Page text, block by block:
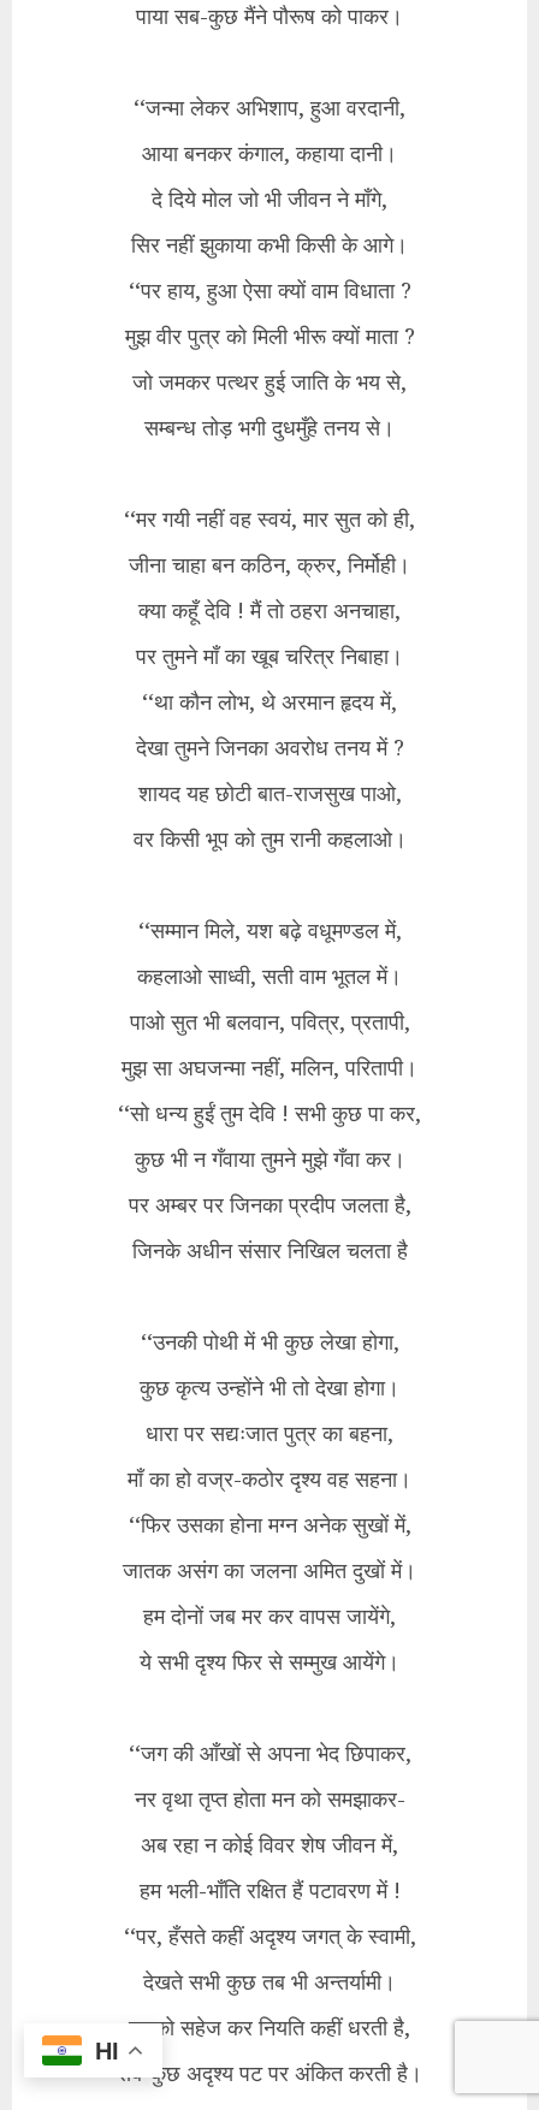
पाया सब-कुछ मैंने पौरूष को पाकर।
‘‘जन्मा लेकर अभिशाप, हुआ वरदानी,
आया बनकर कंगाल, कहाया दानी।
दे दिये मोल जो भी जीवन ने माँगे,
सिर नहीं झुकाया कभी किसी के आगे।
‘‘पर हाय, हुआ ऐसा क्यों वाम विधाता ?
मुझ वीर पुत्र को मिली भीरू क्यों माता ?
जो जमकर पत्थर हुई जाति के भय से,
सम्बन्ध तोड़ भगी दुधमुँहे तनय से।
‘‘मर गयी नहीं वह स्वयं, मार सुत को ही,
जीना चाहा बन कठिन, क्रुर, निर्मोही।
क्या कहूँ देवि ! मैं तो ठहरा अनचाहा,
पर तुमने माँ का खूब चरित्र निबाहा।
‘‘था कौन लोभ, थे अरमान हृदय में,
देखा तुमने जिनका अवरोध तनय में ?
शायद यह छोटी बात-राजसुख पाओ,
वर किसी भूप को तुम रानी कहलाओ।
‘‘सम्मान मिले, यश बढ़े वधूमण्डल में,
कहलाओ साध्वी, सती वाम भूतल में।
पाओ सुत भी बलवान, पवित्र, प्रतापी,
मुझ सा अघजन्मा नहीं, मलिन, परितापी।
‘‘सो धन्य हुईं तुम देवि ! सभी कुछ पा कर,
कुछ भी न गँवाया तुमने मुझे गँवा कर।
पर अम्बर पर जिनका प्रदीप जलता है,
जिनके अधीन संसार निखिल चलता है
‘‘उनकी पोथी में भी कुछ लेखा होगा,
कुछ कृत्य उन्होंने भी तो देखा होगा।
धारा पर सद्यःजात पुत्र का बहना,
माँ का हो वज्र-कठोर दृश्य वह सहना।
‘‘फिर उसका होना मग्न अनेक सुखों में,
जातक असंग का जलना अमित दुखों में।
हम दोनों जब मर कर वापस जायेंगे,
ये सभी दृश्य फिर से सम्मुख आयेंगे।
‘‘जग की आँखों से अपना भेद छिपाकर,
नर वृथा तृप्त होता मन को समझाकर-
अब रहा न कोई विवर शेष जीवन में,
हम भली-भाँति रक्षित हैं पटावरण में !
‘‘पर, हँसते कहीं अदृश्य जगत् के स्वामी,
देखते सभी कुछ तब भी अन्तर्यामी।
सबको सहेज कर नियति कहीं धरती है,
सब-कुछ अदृश्य पट पर अंकित करती है।
HI